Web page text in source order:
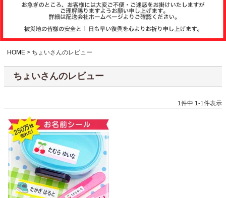
注文履歴
について
HOME ちょいさんのレビュー
ちょいさんのレビュー
1件中 1-1件表示